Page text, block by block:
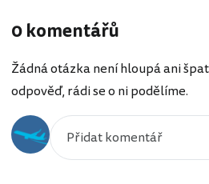
0 komentářů
Žádná otázka není hloupá ani
odpověď, rádi se o ni podělíme.